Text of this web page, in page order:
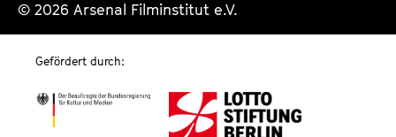
© 2026 Arsenal Filminstitut e.V.
Gefördert durch: